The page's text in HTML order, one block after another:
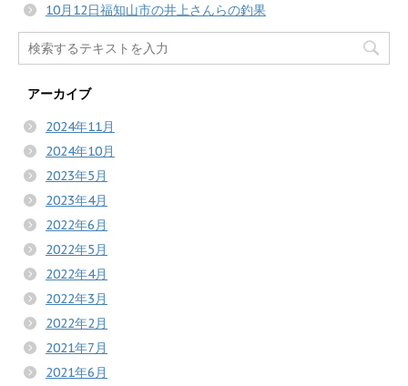
10月12日福知山市の井上さんらの釣果
アーカイブ
2024年11月
2024年10月
2023年5月
2023年4月
2022年6月
2022年5月
2022年4月
2022年3月
2022年2月
2021年7月
2021年6月